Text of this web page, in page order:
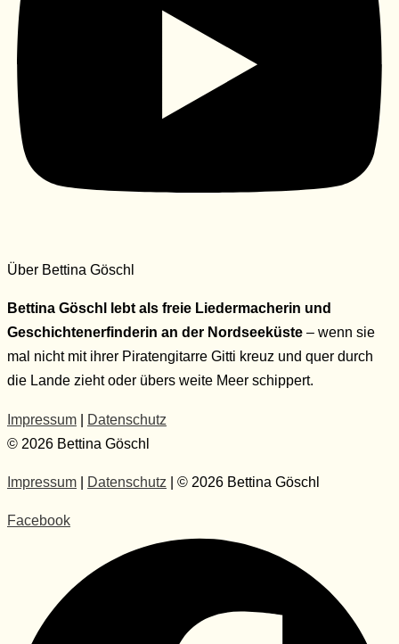
Über Bettina Göschl
Bettina Göschl lebt als freie Liedermacherin und
Geschichtenerfinderin an der Nordseeküste – wenn sie
mal nicht mit ihrer Piratengitarre Gitti kreuz und quer durch
die Lande zieht oder übers weite Meer schippert.
Impressum | Datenschutz
© 2026 Bettina Göschl
Impressum | Datenschutz | © 2026 Bettina Göschl
Facebook